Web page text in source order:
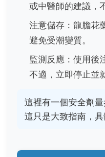
或中醫師的建議，
注意儲存：龍膽花
避免受潮變質。
監測反應：使用後
不適，立即停止並
這裡有一個安全劑
這只是大致指南，具